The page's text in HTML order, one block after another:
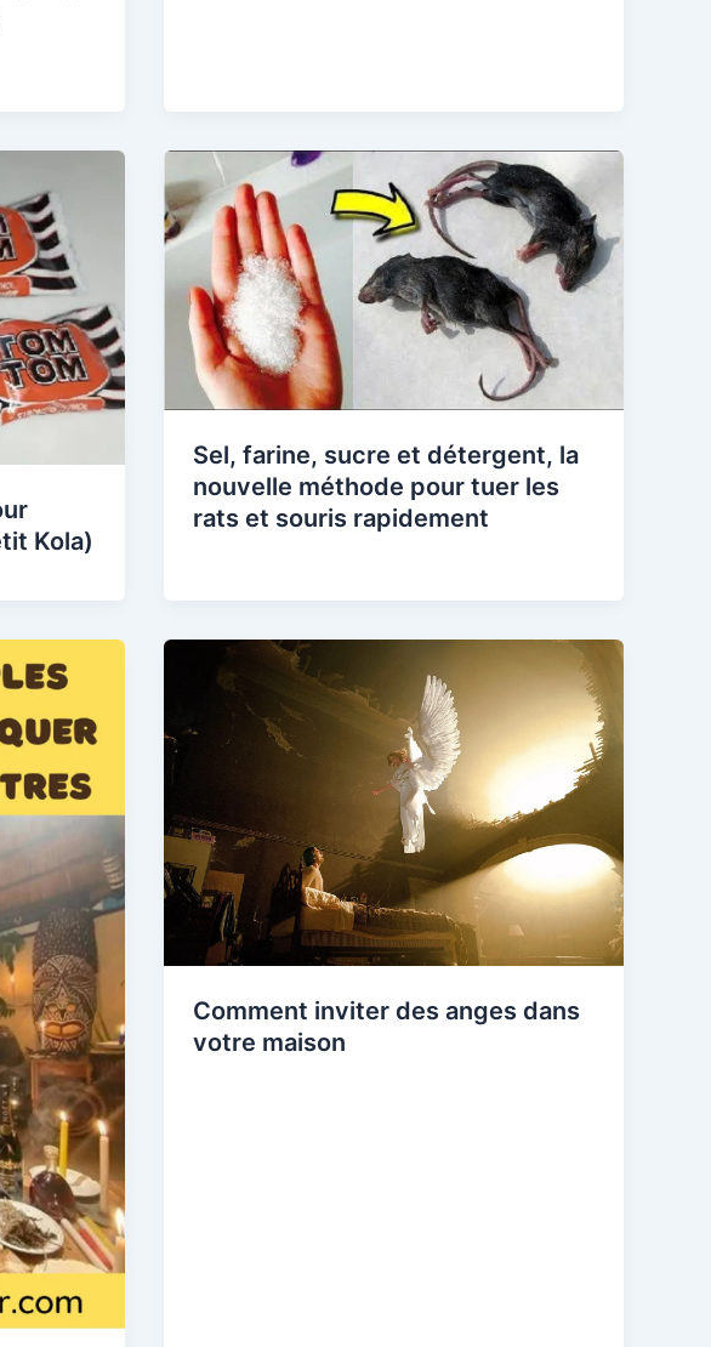
Kola)
Sel, farine, sucre et détergent, la
nouvelle méthode pour tuer les
rats et souris rapidement
Comment inviter des anges dans
votre maison